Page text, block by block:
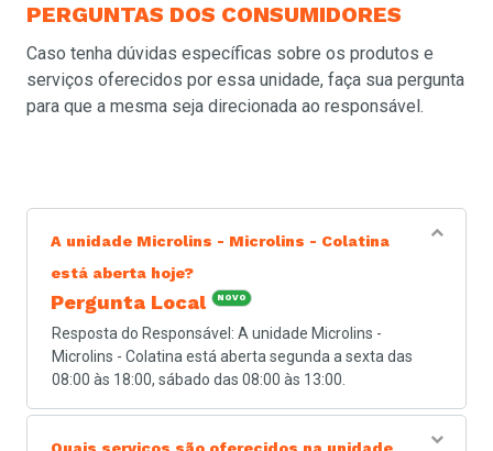
PERGUNTAS DOS CONSUMIDORES
Caso tenha dúvidas específicas sobre os produtos e
serviços oferecidos por essa unidade, faça sua pergunta
para que a mesma seja direcionada ao responsável.
A unidade Microlins - Microlins - Colatina
está aberta hoje?
Pergunta Local NOVO
Resposta do Responsável: A unidade Microlins -
Microlins - Colatina está aberta segunda a sexta das
08:00 às 18:00, sábado das 08:00 às 13:00.